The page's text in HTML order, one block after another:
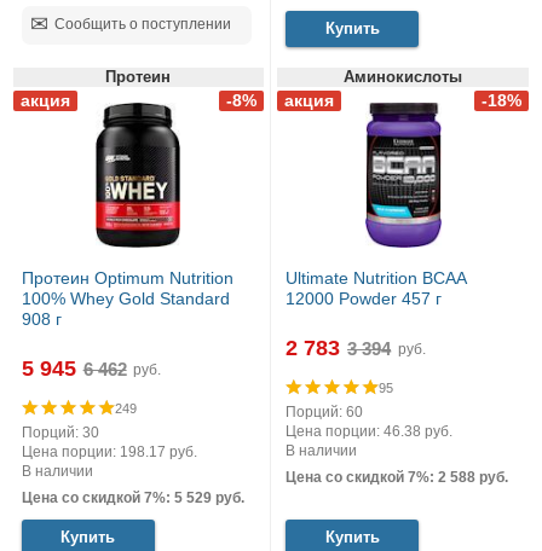
Сообщить о поступлении Купить
Протеин
Протеин Optimum Nutrition
100% Whey Gold Standard
908 г
5 945 руб.
249
Порций: 30
Цена порции: 198.17 руб.
В наличии
Цена со скидкой 7%: 5 529 руб.
Купить
Аминокислоты
Ultimate Nutrition BCAA
12000 Powder 457 г
2 783 руб.
95
Порций: 60
Цена порции: 46.38 руб.
В наличии
Цена со скидкой 7%: 2 588 руб.
Купить